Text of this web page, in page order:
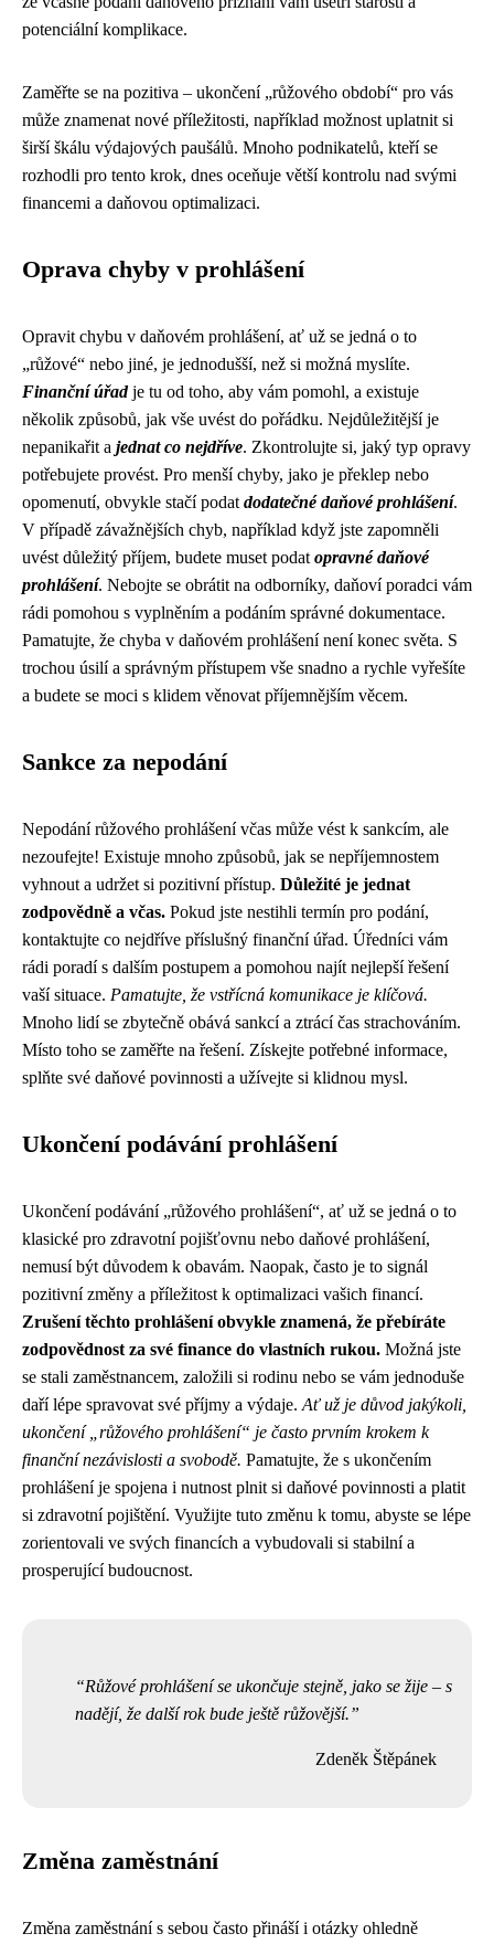
potenciální komplikace.
Zaměřte se na pozitiva – ukončení „růžového období“ pro vás
může znamenat nové příležitosti, například možnost uplatnit si
širší škálu výdajových paušálů. Mnoho podnikatelů, kteří se
rozhodli pro tento krok, dnes oceňuje větší kontrolu nad svými
financemi a daňovou optimalizaci.
Oprava chyby v prohlášení
Opravit chybu v daňovém prohlášení, ať už se jedná o to
„růžové“ nebo jiné, je jednodušší, než si možná myslíte.
Finanční úřadje tu od toho, aby vám pomohl, a existuje
několik způsobů, jak vše uvést do pořádku. Nejdůležitější je
nepanikařit a jednat co nejdříve. Zkontrolujte si, jaký typ opravy
potřebujete provést. Pro menší chyby, jako je překlep nebo
opomenutí, obvykle stačí podat dodatečné daňové prohlášení.
V případě závažnějších chyb, například když jste zapomněli
uvést důležitý příjem, budete muset podat opravné daňové
prohlášení. Nebojte se obrátit na odborníky, daňoví poradci vám
rádi pomohou s vyplněním a podáním správné dokumentace.
Pamatujte, že chyba v daňovém prohlášení není konec světa. S
trochou úsilí a správným přístupem vše snadno a rychle vyřešíte
a budete se moci s klidem věnovat příjemnějším věcem.
Sankce za nepodání
Nepodání růžového prohlášení včas může vést k sankcím, ale
nezoufejte! Existuje mnoho způsobů, jak se nepříjemnostem
vyhnout a udržet si pozitivní přístup. Důležité je jednat
zodpovědně a včas. Pokud jste nestihli termín pro podání,
kontaktujte co nejdříve příslušný finanční úřad. Úředníci vám
rádi poradí s dalším postupem a pomohou najít nejlepší řešení
vaší situace. Pamatujte, že vstřícná komunikace je klíčová.
Mnoho lidí se zbytečně obává sankcí a ztrácí čas strachováním.
Místo toho se zaměřte na řešení. Získejte potřebné informace,
splňte své daňové povinnosti a užívejte si klidnou mysl.
Ukončení podávání prohlášení
Ukončení podávání „růžového prohlášení“, ať už se jedná o to
klasické pro zdravotní pojišťovnu nebo daňové prohlášení,
nemusí být důvodem k obavám. Naopak, často je to signál
pozitivní změny a příležitost k optimalizaci vašich financí.
Zrušení těchto prohlášení obvykle znamená, že přebíráte
zodpovědnost za své finance do vlastních rukou. Možná jste
se stali zaměstnancem, založili si rodinu nebo se vám jednoduše
daří lépe spravovat své příjmy a výdaje. Ať už je důvod jakýkoli,
ukončení „růžového prohlášení“ je často prvním krokem k
finanční nezávislosti a svobodě. Pamatujte, že s ukončením
prohlášení je spojena i nutnost plnit si daňové povinnosti a platit
si zdravotní pojištění. Využijte tuto změnu k tomu, abyste se lépe
zorientovali ve svých financích a vybudovali si stabilní a
prosperující budoucnost.
Růžové prohlášení se ukončuje stejně, jako se žije – s
nadějí, že další rok bude ještě růžovější.
Zdeněk Štěpánek
Změna zaměstnání
Změna zaměstnání s sebou často přináší i otázky ohledně